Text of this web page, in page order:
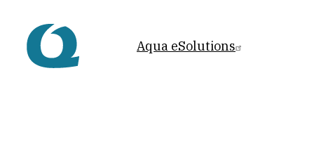
Aqua eSolutions